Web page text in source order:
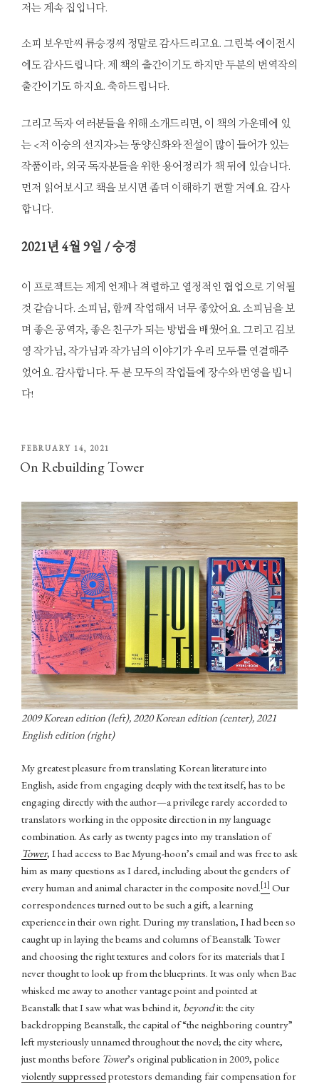
저는 계속 집입니다.
소피 보우만씨 류승경씨 정말로 감사드리고요. 그린북 에이전시
에도 감사드립니다. 제 책의 출간이기도 하지만 두분의 번역작의
출간이기도 하지요. 축하드립니다.
그리고 독자 여러분들을 위해 소개드리면, 이 책의 가운데에 있
는 <저 이승의 선지자>는 동양신화와 전설이 많이 들어가 있는
작품이라, 외국 독자분들을 위한 용어정리가 책 뒤에 있습니다.
먼저 읽어보시고 책을 보시면 좀더 이해하기 편할 거예요. 감사
합니다.
2021년 4월 9일 / 승경
이 프로젝트는 제게 언제나 격렬하고 열정적인 협업으로 기억될
것 같습니다. 소피님, 함께 작업해서 너무 좋았어요. 소피님을 보
며 좋은 공역자, 좋은 친구가 되는 방법을 배웠어요. 그리고 김보
영 작가님, 작가님과 작가님의 이야기가 우리 모두를 연결해주
었어요. 감사합니다. 두 분 모두의 작업들에 장수와 번영을 빕니
다!
POSTED
ON
FEBRUARY 14, 2021
On Rebuilding Tower
2009 Korean edition (left), 2020 Korean edition (center), 2021
English edition (right)
My greatest pleasure from translating Korean literature into
English, aside from engaging deeply with the text itself, has to be
engaging directly with the author—a privilege rarely accorded to
translators working in the opposite direction in my language
combination. As early as twenty pages into my translation of
Tower, I had access to Bae Myung-hoon’s email and was free to ask
him as many questions as I dared, including about the genders of
every human and animal character in the composite novel.[1] Our
correspondences turned out to be such a gift, a learning
experience in their own right. During my translation, I had been so
caught up in laying the beams and columns of Beanstalk Tower
and choosing the right textures and colors for its materials that I
never thought to look up from the blueprints. It was only when Bae
whisked me away to another vantage point and pointed at
Beanstalk that I saw what was behind it, beyondit: the city
backdropping Beanstalk, the capital of “the neighboring country”
left mysteriously unnamed throughout the novel; the city where,
just months before Tower’s original publication in 2009, police
violently suppressedprotestors demanding fair compensation for